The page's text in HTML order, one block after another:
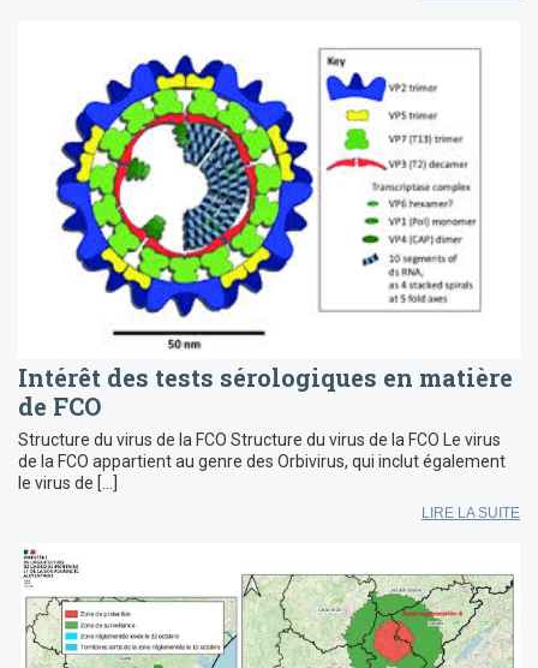
Intérêt des tests sérologiques en matière
de FCO
Structure du virus de la FCO Structure du virus de la FCO Le virus
de la FCO appartient au genre des Orbivirus, qui inclut également
le virus de […]
LIRE LA SUITE